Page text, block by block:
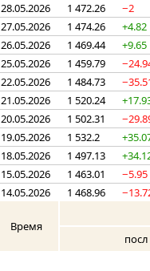
28.05.2026 1 472.26
−2
27.05.2026 1 474.26
+4.82
26.05.2026 1 469.44
+9.65
25.05.2026 1 459.79
22.05.2026 1 484.73
21.05.2026 1 520.24
20.05.2026 1 502.31
19.05.2026 1 532.2
18.05.2026 1 497.13
15.05.2026 1 463.01
−5.95
14.05.2026 1 468.96
Время
посл